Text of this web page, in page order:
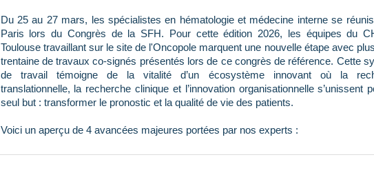
Du 25 au 27 mars, les spécialistes en hématologie et médecine interne se
Paris lors du Congrès de la SFH. Pour cette édition 2026, les équipes du
Toulouse travaillant sur le site de l'Oncopole marquent une nouvelle étape avec
trentaine de travaux co-signés présentés lors de ce congrès de référence. Cette
de travail témoigne de la vitalité d’un écosystème innovant où la
translationnelle, la recherche clinique et l’innovation organisationnelle s’unissent
seul but : transformer le pronostic et la qualité de vie des patients.
Voici un aperçu de 4 avancées majeures portées par nos experts :